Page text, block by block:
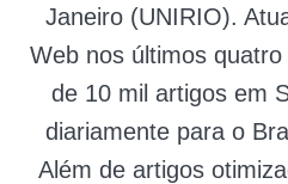
Janeiro (UNIRIO).
Web nos últimos
de 10 mil artigos em
diariamente para o
Além de artigos